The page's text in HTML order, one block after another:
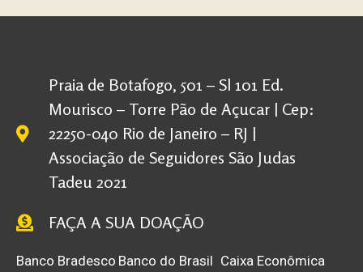
Praia de Botafogo, 501 – Sl 101 Ed.
Mourisco – Torre Pão de Açucar | Cep:
22250-040 Rio de Janeiro – RJ |
Associação de Seguidores São Judas
Tadeu 2021
FAÇA A SUA DOAÇÃO
Banco Bradesco Banco do Brasil Caixa Econômica